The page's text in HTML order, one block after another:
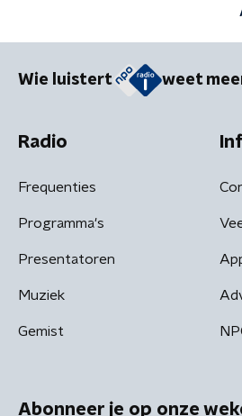
Wie luistert weet
Radio
Frequenties
Programma's
Presentatoren
Muziek
Gemist
Abonneer je op onze